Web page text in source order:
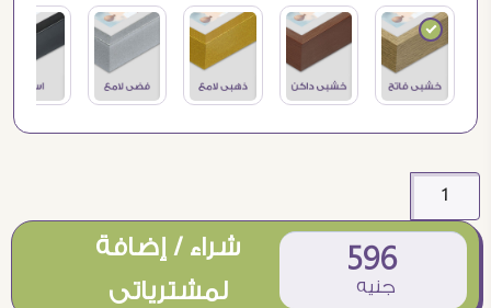
596
جنيه
شراء / إضافة
لمشترياتى